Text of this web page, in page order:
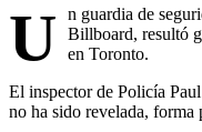
U
n guardia de
Billboard, resultó
en Toronto.
El inspector de Policía
no ha sido revelada, forma